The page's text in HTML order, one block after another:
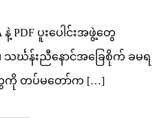
နဲ့ PDF ပူးပေါင်းအဖွဲ့တွေ
င်္ဃန်းညီနောင်အခြေစိုက် ခမရ
ေကို တပ်မတော်က […]